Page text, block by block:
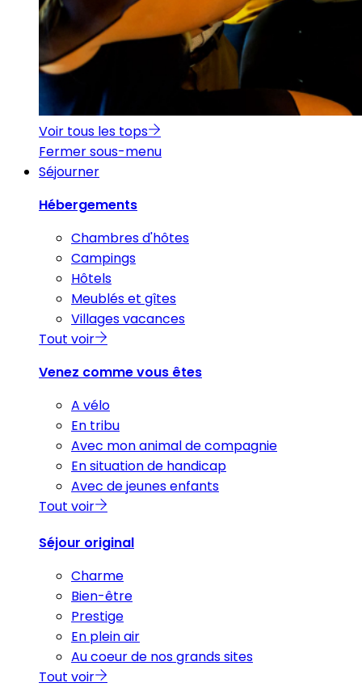
Voir tous les tops
Fermer sous-menu
Séjourner
Hébergements
Chambres d'hôtes
Campings
Hôtels
Meublés et gîtes
Villages vacances
Tout voir
Venez comme vous êtes
A vélo
En tribu
Avec mon animal de compagnie
En situation de handicap
Avec de jeunes enfants
Tout voir
Séjour original
Charme
Bien-être
Prestige
En plein air
Au coeur de nos grands sites
Tout voir